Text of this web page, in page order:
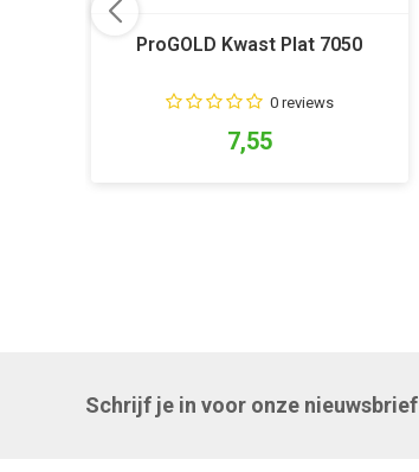
ProGOLD Kwast Plat 7050
0 reviews
7,55
Schrijf je in voor onze nieuwsbrief